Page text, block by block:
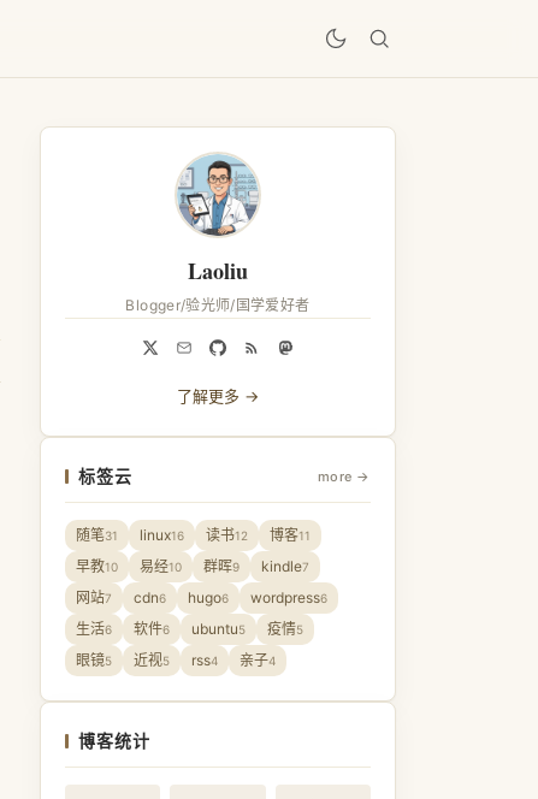
Laoliu
Blogger/验光师/国学爱好者
了解更多 →
标签云 more →
随笔31 linux16 读书12 博客11
早教10 易经10 群晖9 kindle7
网站7 cdn6 hugo6 wordpress6
生活6 软件6 ubuntu5 疫情5
眼镜5 近视5 rss4 亲子4
博客统计